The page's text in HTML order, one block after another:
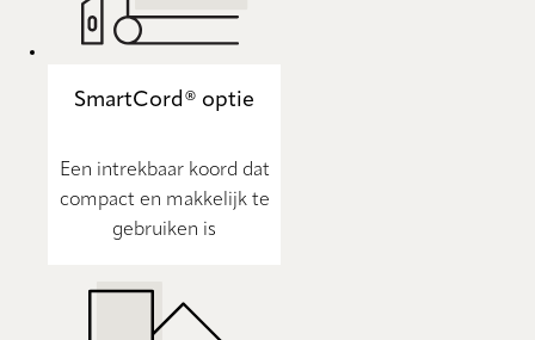
SmartCord® optie
Een intrekbaar koord dat
compact en makkelijk te
gebruiken is